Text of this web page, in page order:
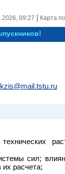
2026, 09:27 | Карта
kzis@mail.tstu.ru
сил;
расчета;